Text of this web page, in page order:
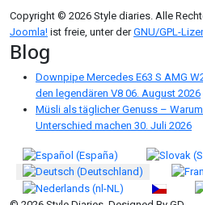
Copyright © 2026 Style diaries. Alle
Joomla! ist freie, unter derGNU/GPL-
Blog
Downpipe Mercedes E63 S AMG
den legendären V8 06. August 2026
Müsli als täglicher Genuss –
Unterschied machen 30. Juli 2026
Sprache auswählen